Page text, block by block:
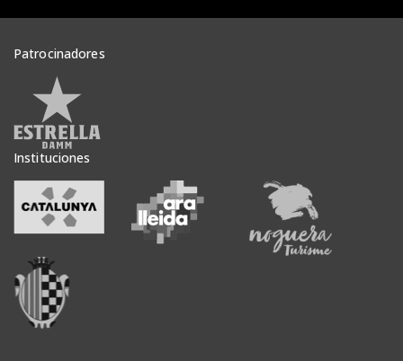
Patrocinadores
Instituciones
Veure institucionsVeure institucions